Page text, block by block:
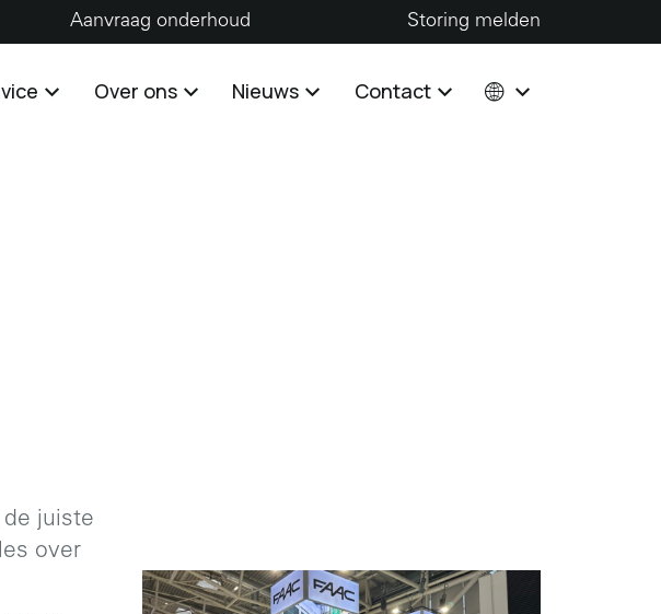
Aanvraag onderhoud Storing melden
Over ons Nieuws Contact
juiste
over